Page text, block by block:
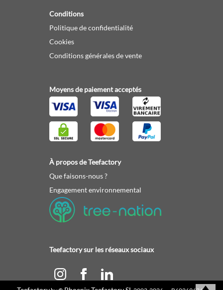
Conditions
Politique de confidentialité
Cookies
Conditions générales de vente
Moyens de paiement acceptés
À propos de Teefactory
Que faisons-nous ?
Engagement environnemental
Teefactory sur les réseaux sociaux